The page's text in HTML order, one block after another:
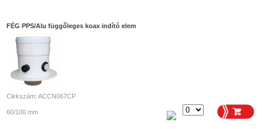
FÉG PPS/Alu függőleges koax indító elem
Cikkszám: ACCN067CP
60/100 mm